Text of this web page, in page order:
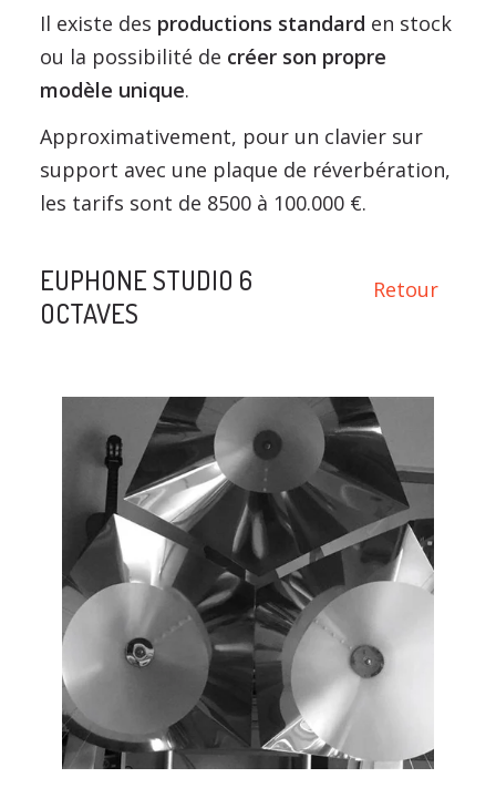
Il existe des productions standard en stock
ou la possibilité de créer son propre
modèle unique.
Approximativement, pour un clavier sur
support avec une plaque de réverbération,
les tarifs sont de 8500 à 100.000 €.
Retour
EUPHONE STUDIO 6
OCTAVES